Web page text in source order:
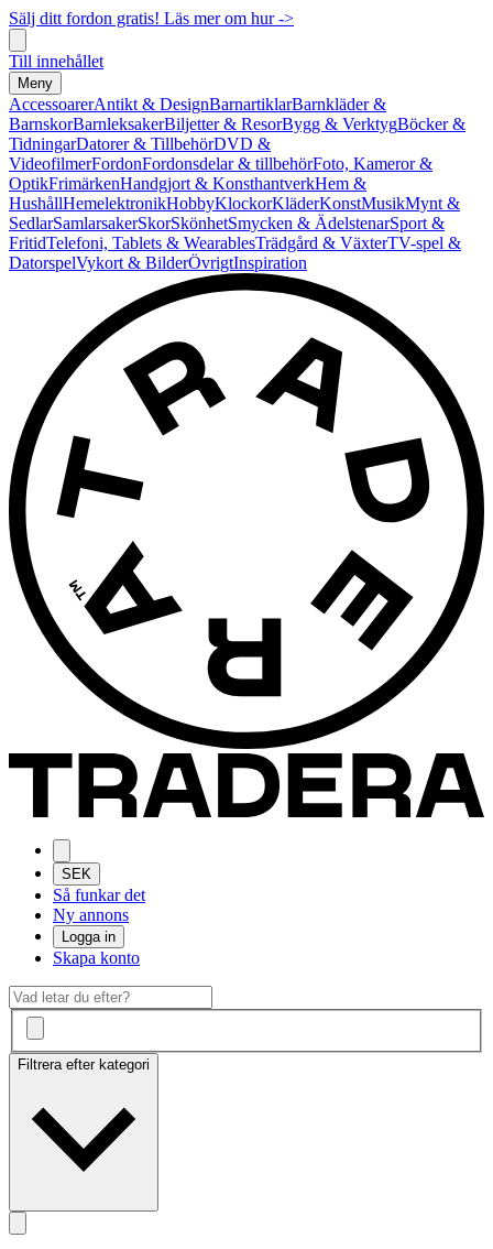
Sälj ditt fordon gratis! Läs mer om hur ->
Till innehållet
Meny
AccessoarerAntikt & DesignBarnartiklarBarnkläder &
BarnskorBarnleksakerBiljetter & ResorBygg & VerktygBöcker &
TidningarDatorer & TillbehörDVD &
VideofilmerFordonFordonsdelar & tillbehörFoto, Kameror &
OptikFrimärkenHandgjort & KonsthantverkHem &
HushållHemelektronikHobbyKlockorKläderKonstMusikMynt &
SedlarSamlarsakerSkorSkönhetSmycken & ÄdelstenarSport &
FritidTelefoni, Tablets & WearablesTrädgård & VäxterTV-spel &
DatorspelVykort & BilderÖvrigtInspiration
SEK
Så funkar det
Ny annons
Logga in
Skapa konto
Filtrera efter kategori